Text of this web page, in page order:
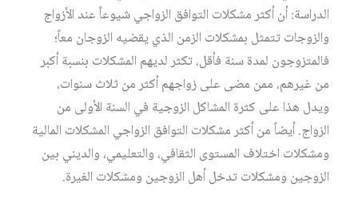
الدراسة: أن أكثر مشكلات التوافق الزواجي شيوعاً عند الأزواج
والزوجات تتمثل بمشكلات الزمن الذي يقضيه الزوجان معاً؛
فالمتزوجون لمدة سنة فأقل، تكثر لديهم المشكلات بنسبة أكبر
من غيرهم، ممن مضى على زواجهم أكثر من ثلاث سنوات،
ويدل هذا على كثرة المشاكل الزوجية في السنة الأولى من
الزواج. أيضاً من أكثر مشكلات التوافق الزواجي المشكلات المالية
ومشكلات اختلاف المستوى الثقافي، والتعليمي، والديني بين
الزوجين ومشكلات تدخل أهل الزوجين ومشكلات الغيرة.